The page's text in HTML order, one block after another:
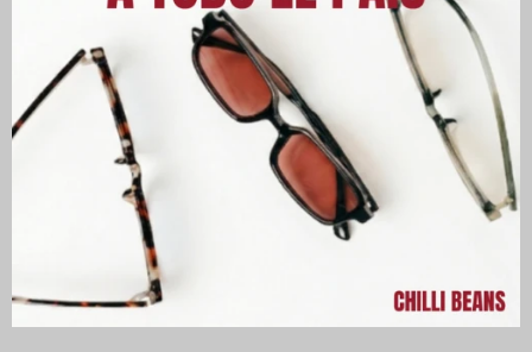
Descripción
Lentes con protección 100% contra los rayos UVA y UVB, que
protegen tus ojos de los rayos dañinos del sol y reducen el
riesgo de desarrollar enfermedades oculares.
Todos los lentes incluyen un estuche de regalo.